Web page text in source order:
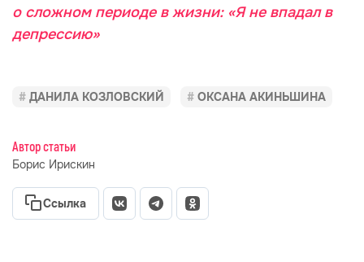
о сложном периоде в жизни: «Я не впадал в
депрессию»
ДАНИЛА КОЗЛОВСКИЙ ОКСАНА АКИНЬШИНА
Автор статьи
Борис Ирискин
Ссылка